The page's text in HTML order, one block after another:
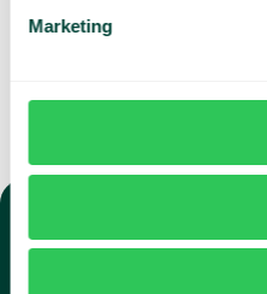
Marketing